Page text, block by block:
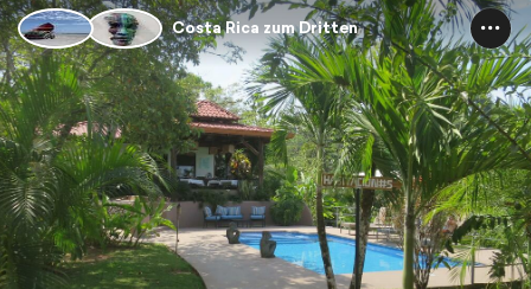
Costa Rica zum Dritten